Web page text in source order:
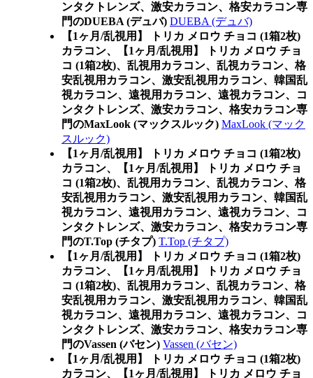
ンタクトレンズ、激安カラコン、格安カラコン専
門のDUEBA (デュバ) DUEBA (デュバ)
【1ヶ月/乱視用】 トリカ メロウ チョコ (1箱2枚)
カラコン、
【1ヶ月/乱視用】 トリカ メロウ チョ
コ (1箱2枚)、乱視用カラコン、乱視カラコン、格
安乱視用カラコン、激安乱視用カラコン、韓国乱
視カラコン、遠視用カラコン、遠視カラコン、コ
ンタクトレンズ、激安カラコン、格安カラコン専
門のMaxLook (マックスルック) MaxLook (マック
スルック)
【1ヶ月/乱視用】 トリカ メロウ チョコ (1箱2枚)
カラコン、
【1ヶ月/乱視用】 トリカ メロウ チョ
コ (1箱2枚)、乱視用カラコン、乱視カラコン、格
安乱視用カラコン、激安乱視用カラコン、韓国乱
視カラコン、遠視用カラコン、遠視カラコン、コ
ンタクトレンズ、激安カラコン、格安カラコン専
門のT.Top (チタプ) T.Top (チタプ)
【1ヶ月/乱視用】 トリカ メロウ チョコ (1箱2枚)
カラコン、
【1ヶ月/乱視用】 トリカ メロウ チョ
コ (1箱2枚)、乱視用カラコン、乱視カラコン、格
安乱視用カラコン、激安乱視用カラコン、韓国乱
視カラコン、遠視用カラコン、遠視カラコン、コ
ンタクトレンズ、激安カラコン、格安カラコン専
門のVassen (バセン) Vassen (バセン)
【1ヶ月/乱視用】 トリカ メロウ チョコ (1箱2枚)
カラコン、
【1ヶ月/乱視用】 トリカ メロウ チョ